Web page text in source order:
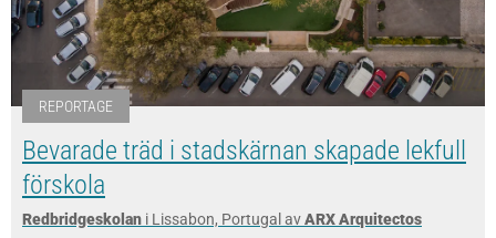
REPORTAGE
Bevarade träd i stadskärnan skapade lekfull
förskola
Redbridgeskolan i Lissabon, Portugal avARX Arquitectos